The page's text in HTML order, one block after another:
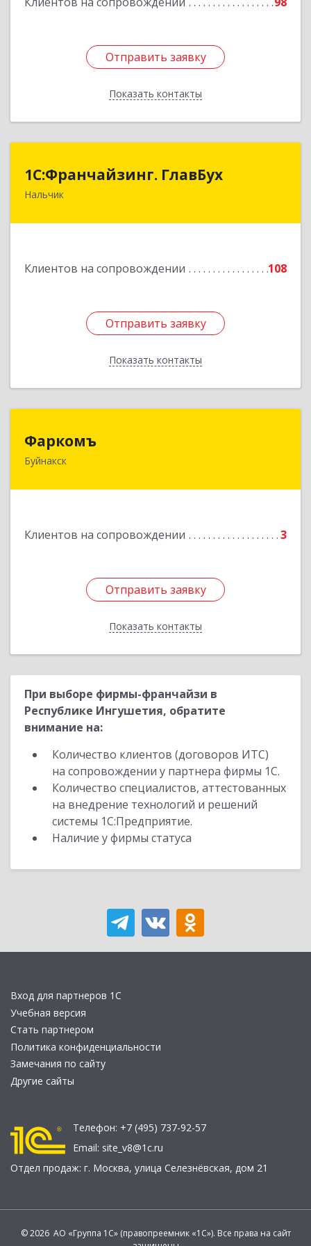
Отправить заявку
Показать контакты
Отправить заявку
Назад
1С:Франчайзинг. ГлавБух
Нальчик
Клиентов на сопровождении 108
Отправить заявку
Показать контакты
1С:Франчайзинг. ГлавБух
360000, Кабардино-Балкарская Респ, Нальчик г,
Отправить заявку
Назад
Фаркомъ
Буйнакск
Клиентов на сопровождении 3
Отправить заявку
Показать контакты
Отправить заявку
Назад
При выборе фирмы-франчайзи в
Республике Ингушетия, обратите
внимание на:
Количество клиентов (договоров ИТС)
на сопровождении у партнера фирмы 1С.
Количество специалистов, аттестованных
на внедрение технологий и решений
системы 1С:Предприятие.
Наличие у фирмы статуса
Вход для партнеров 1С
Учебная версия
Стать партнером
Политика конфиденциальности
Замечания по сайту
Другие сайты
Телефон: +7 (495) 737-92-57
Email: site_v8@1c.ru
Отдел продаж: г. Москва, улица Селезнёвская, дом 21
© 2026 АО «Группа 1С» (правопреемник «1С»). Все права на сайт